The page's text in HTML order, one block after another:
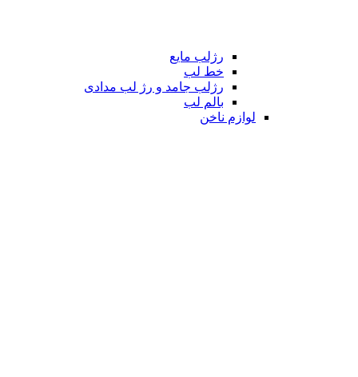
رژلب مایع
خط لب
رژلب جامد و رژ لب مدادی
بالم لب
لوازم ناخن